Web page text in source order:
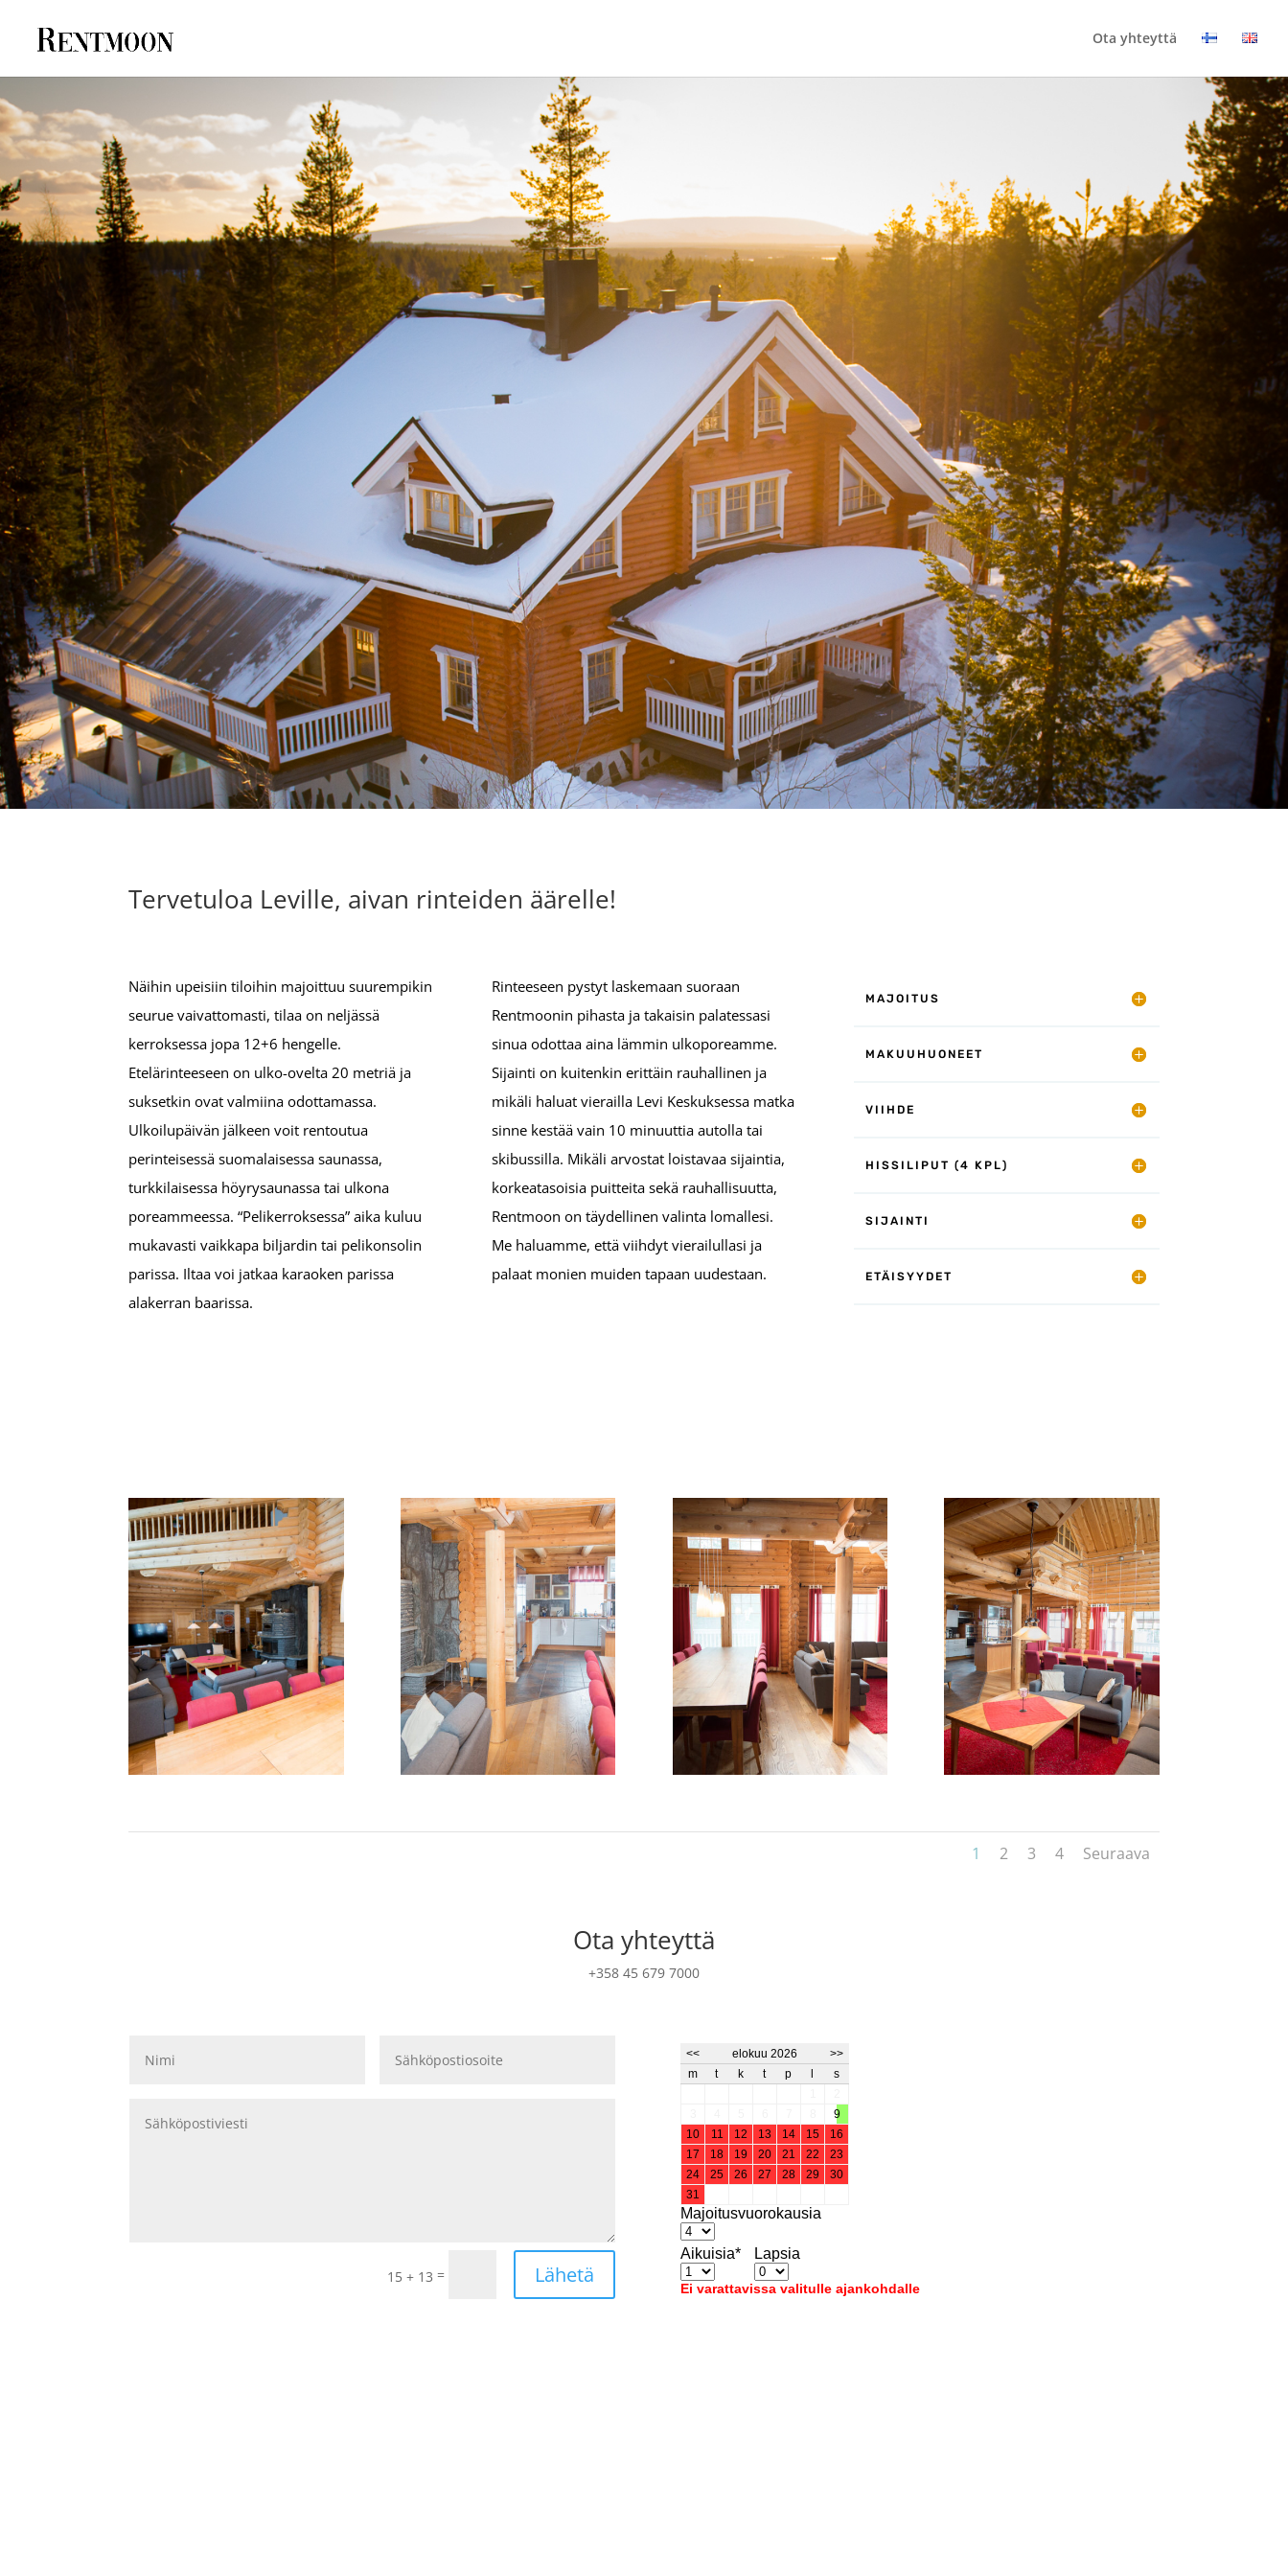
Ota yhteyttä
Tervetuloa Leville, aivan rinteiden äärelle!
Näihin upeisiin tiloihin majoittuu suurempikin
seurue vaivattomasti, tilaa on neljässä
kerroksessa jopa 12+6 hengelle.
Etelärinteeseen on ulko-ovelta 20 metriä ja
suksetkin ovat valmiina odottamassa.
Ulkoilupäivän jälkeen voit rentoutua
perinteisessä suomalaisessa saunassa,
turkkilaisessa höyrysaunassa tai ulkona
poreammeessa. “Pelikerroksessa” aika kuluu
mukavasti vaikkapa biljardin tai pelikonsolin
parissa. Iltaa voi jatkaa karaoken parissa
alakerran baarissa.
Rinteeseen pystyt laskemaan suoraan
Rentmoonin pihasta ja takaisin palatessasi
sinua odottaa aina lämmin ulkoporeamme.
Sijainti on kuitenkin erittäin rauhallinen ja
mikäli haluat vierailla Levi Keskuksessa matka
sinne kestää vain 10 minuuttia autolla tai
skibussilla. Mikäli arvostat loistavaa sijaintia,
korkeatasoisia puitteita sekä rauhallisuutta,
Rentmoon on täydellinen valinta lomallesi.
Me haluamme, että viihdyt vierailullasi ja
palaat monien muiden tapaan uudestaan.
MAJOITUS
MAKUUHUONEET
VIIHDE
HISSILIPUT (4 KPL)
SIJAINTI
ETÄISYYDET
1 2 3 4 Seuraava
Ota yhteyttä
+358 45 679 7000
15 + 13 = Lähetä